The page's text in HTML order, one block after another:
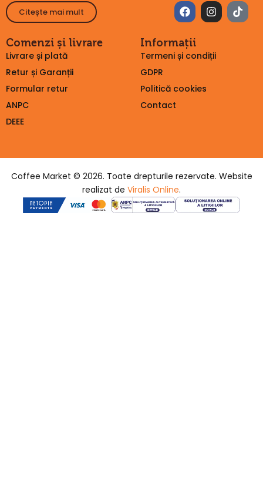
Citește mai mult
Comenzi și livrare
Livrare și plată
Retur și Garanții
Formular retur
ANPC
DEEE
Informații
Termeni și condiții
GDPR
Politică cookies
Contact
Coffee Market © 2026. Toate drepturile rezervate. Website
realizat de Viralis Online.